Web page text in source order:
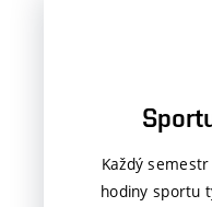
Každý
hodiny sportu